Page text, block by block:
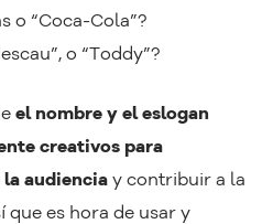
o “Coca-Cola”?
o “Toddy”?
el nombre y el eslogan
creativos para
la audiencia y contribuir a la
que es hora de usar y